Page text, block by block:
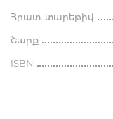
Հրատ. տարեթիվ
Շարք
ISBN